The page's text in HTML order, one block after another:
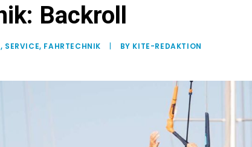
Backroll
, SERVICE, FAHRTECHNIK | BY KITE-REDAKTION